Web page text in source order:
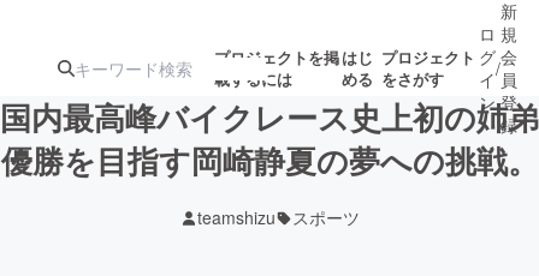
プロジェクトを掲
載するには
はじ
める
プロジェクト
をさがす
ジェクト
ロジェクト
ロ
グ
イ
ン
/
新
規
会
員
登
録
国内最高峰バイクレース史上初の姉弟
優勝を目指す岡崎静夏の夢への挑戦。
teamshizu スポーツ